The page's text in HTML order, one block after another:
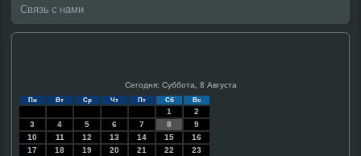
Связь с нами
Сегодня: Суббота, 8 Августа
Пн Вт Ср Чт Пт Сб Вс
1
2
3
4 5 6 7 8
9
10
11 12 13 14 15
16
17
18 19 20 21 22
23